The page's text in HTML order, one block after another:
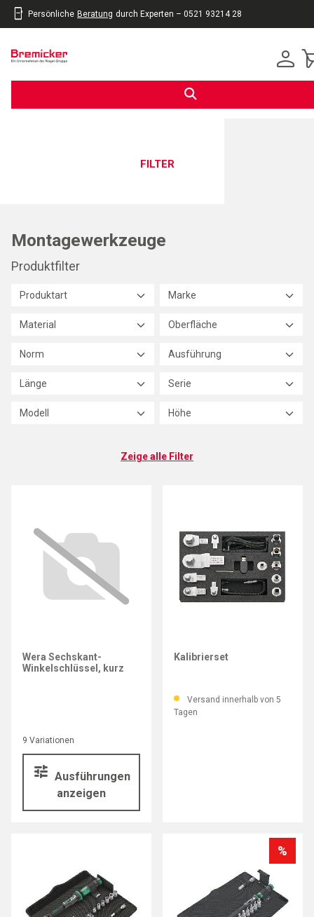
Persönliche Beratung durch Experten – 0521 93214 28
FILTER
Montagewerkzeuge
Produktfilter
Produktart Marke
Material Oberfläche
Norm Ausführung
Länge Serie
Modell Höhe
Zeige alle Filter
9 Variationen
Ausführungen
anzeigen
Wera Sechskant-
Winkelschlüssel, kurz
Kalibrierset
Versand innerhalb von 5
Tagen
%